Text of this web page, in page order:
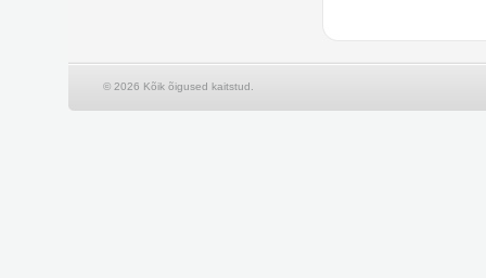
© 2026 Kõik õigused kaitstud.